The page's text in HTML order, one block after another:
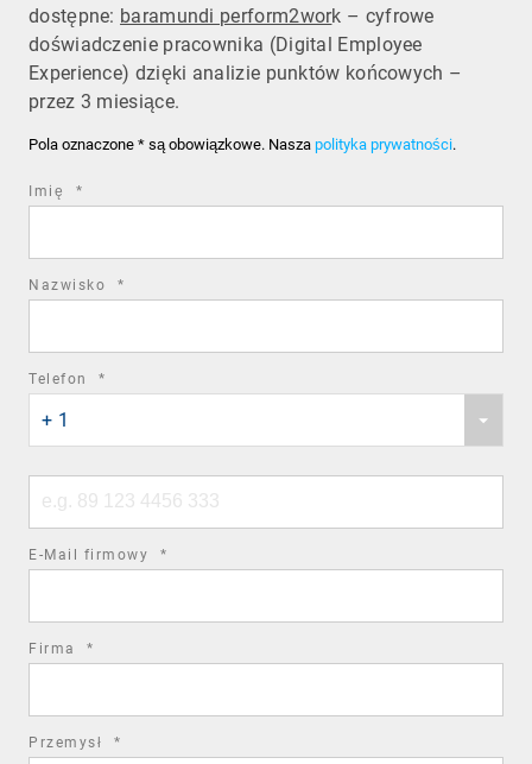
dostępne: baramundi perform2work – cyfrowe
doświadczenie pracownika (Digital Employee
Experience) dzięki analizie punktów końcowych –
przez 3 miesiące.
Pola oznaczone * są obowiązkowe. Nasza polityka prywatności.
Imię *
Nazwisko *
Telefon *
country
code
+ 1
number
E-Mail firmowy *
Firma *
Przemysł *